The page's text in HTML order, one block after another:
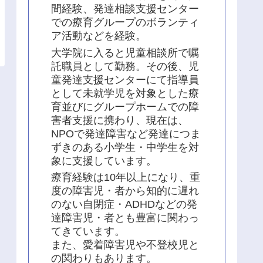
間経験、発達相談支援センター
での療育グループのボランティ
ア活動などを経験。
大学院に入ると児童相談所で嘱
託職員として勤務。その後、児
童発達支援センターにて指導員
として未就学児を対象とした療
育並びにグループホームでの障
害者支援に携わり、現在は、
NPOで発達障害など発達につま
ずきのある小学生・中学生を対
象に支援しています。
療育経験は10年以上になり、重
度の障害児・者から知的に遅れ
のない自閉症・ADHDなどの発
達障害児・者とも豊富に関わっ
てきています。
また、愛着障害児や不登校児と
の関わりもあります。